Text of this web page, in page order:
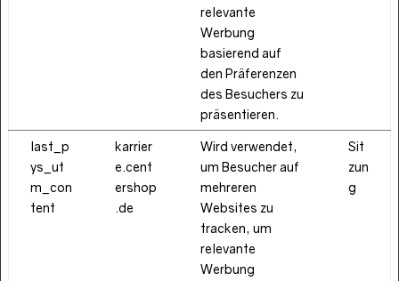
relevante
Werbung
basierend auf
den Präferenzen
des Besuchers zu
präsentieren.
last_p
ys_ut
m_con
tent
karrier
e.cent
ershop
.de
Wird verwendet,
um Besucher auf
mehreren
Websites zu
tracken, um
relevante
Werbung
Sit
zun
g